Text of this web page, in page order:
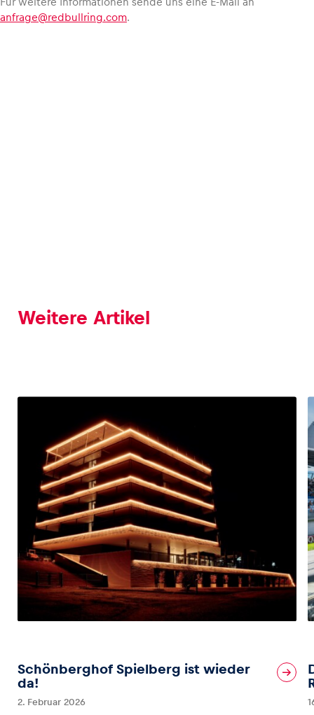
anfrage@redbullring.com.
Weitere Artikel
Schönberghof Spielberg ist wieder
da!
2. Februar 2026